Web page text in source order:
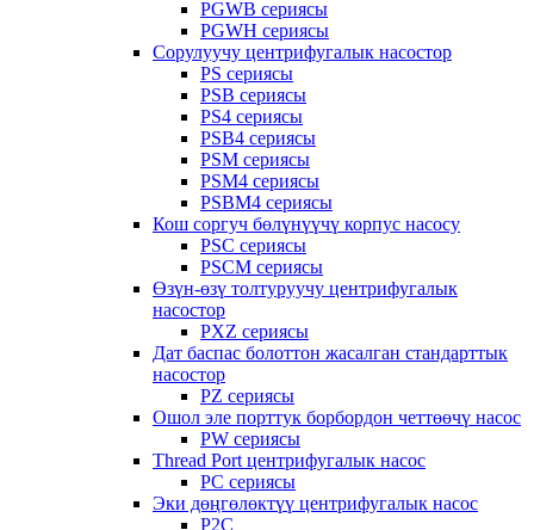
PGWB сериясы
PGWH сериясы
Сорулуучу центрифугалык насостор
PS сериясы
PSB сериясы
PS4 сериясы
PSB4 сериясы
PSM сериясы
PSM4 сериясы
PSBM4 сериясы
Кош соргуч бөлүнүүчү корпус насосу
PSC сериясы
PSCM сериясы
Өзүн-өзү толтуруучу центрифугалык
насостор
PXZ сериясы
Дат баспас болоттон жасалган стандарттык
насостор
PZ сериясы
Ошол эле порттук борбордон четтөөчү насос
PW сериясы
Thread Port центрифугалык насос
PC сериясы
Эки дөңгөлөктүү центрифугалык насос
P2C